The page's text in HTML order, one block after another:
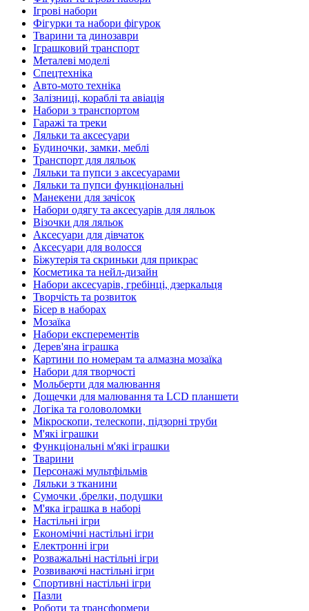
Ігрові набори
Фігурки та набори фігурок
Тварини та динозаври
Іграшковий транспорт
Металеві моделі
Спецтехніка
Авто-мото техніка
Залізниці, кораблі та авіація
Набори з транспортом
Гаражі та треки
Ляльки та аксесуари
Будиночки, замки, меблі
Транспорт для ляльок
Ляльки та пупси з аксесуарами
Ляльки та пупси функціональні
Манекени для зачісок
Набори одягу та аксесуарів для ляльок
Візочки для ляльок
Аксесуари для дівчаток
Аксесуари для волосся
Біжутерія та скриньки для прикрас
Косметика та нейл-дизайн
Набори аксесуарів, гребінці, дзеркальця
Творчість та розвиток
Бісер в наборах
Мозаїка
Набори експерементів
Дерев'яна іграшка
Картини по номерам та алмазна мозаїка
Набори для творчості
Мольберти для малювання
Дощечки для малювання та LCD планшети
Логіка та головоломки
Мікроскопи, телескопи, підзорні труби
М'які іграшки
Функціональні м'які іграшки
Тварини
Персонажі мультфільмів
Ляльки з тканини
Сумочки ,брелки, подушки
М'яка іграшка в наборі
Настільні ігри
Економічні настільні ігри
Електронні ігри
Розважальні настільні ігри
Розвиваючі настільні ігри
Спортивні настільні ігри
Пазли
Роботи та трансформери